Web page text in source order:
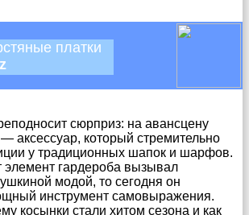
платки
сюрприз: на авансцену
аксессуар, который стремительно
у традиционных шапок и шарфов.
элемент гардероба вызывал
модой, то сегодня он
инструмент самовыражения.
косынки стали хитом сезона и как